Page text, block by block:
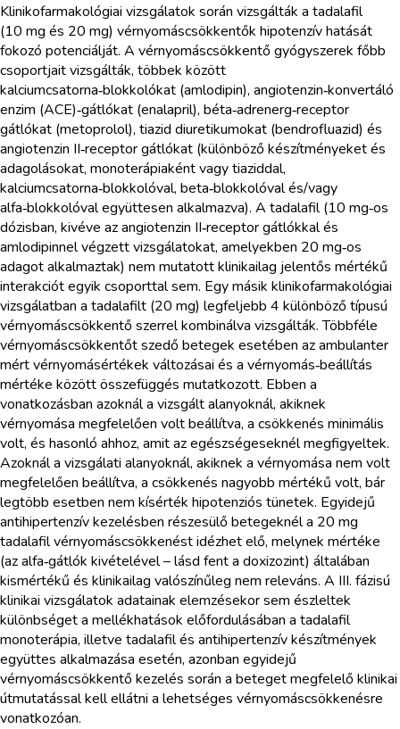
Klinikofarmakológiai vizsgálatok során vizsgálták a tadalafil
(10 mg és 20 mg) vérnyomáscsökkentők hipotenzív hatását
fokozó potenciálját. A vérnyomáscsökkentő gyógyszerek főbb
csoportjait vizsgálták, többek között
kalciumcsatorna‑blokkolókat (amlodipin), angiotenzin‑konvertáló
enzim (ACE)‑gátlókat (enalapril), béta‑adrenerg‑receptor
gátlókat (metoprolol), tiazid diuretikumokat (bendrofluazid) és
angiotenzin II‑receptor gátlókat (különböző készítményeket és
adagolásokat, monoterápiaként vagy tiaziddal,
kalciumcsatorna‑blokkolóval, beta‑blokkolóval és/vagy
alfa‑blokkolóval együttesen alkalmazva). A tadalafil (10 mg‑os
dózisban, kivéve az angiotenzin II‑receptor gátlókkal és
amlodipinnel végzett vizsgálatokat, amelyekben 20 mg‑os
adagot alkalmaztak) nem mutatott klinikailag jelentős mértékű
interakciót egyik csoporttal sem. Egy másik klinikofarmakológiai
vizsgálatban a tadalafilt (20 mg) legfeljebb 4 különböző típusú
vérnyomáscsökkentő szerrel kombinálva vizsgálták. Többféle
vérnyomáscsökkentőt szedő betegek esetében az ambulanter
mért vérnyomásértékek változásai és a vérnyomás‑beállítás
mértéke között összefüggés mutatkozott. Ebben a
vonatkozásban azoknál a vizsgált alanyoknál, akiknek
vérnyomása megfelelően volt beállítva, a csökkenés minimális
volt, és hasonló ahhoz, amit az egészségeseknél megfigyeltek.
Azoknál a vizsgálati alanyoknál, akiknek a vérnyomása nem volt
megfelelően beállítva, a csökkenés nagyobb mértékű volt, bár
legtöbb esetben nem kísérték hipotenziós tünetek. Egyidejű
antihipertenzív kezelésben részesülő betegeknél a 20 mg
tadalafil vérnyomáscsökkenést idézhet elő, melynek mértéke
(az alfa‑gátlók kivételével – lásd fent a doxizozint) általában
kismértékű és klinikailag valószínűleg nem releváns. A III. fázisú
klinikai vizsgálatok adatainak elemzésekor sem észleltek
különbséget a mellékhatások előfordulásában a tadalafil
monoterápia, illetve tadalafil és antihipertenzív készítmények
együttes alkalmazása esetén, azonban egyidejű
vérnyomáscsökkentő kezelés során a beteget megfelelő klinikai
útmutatással kell ellátni a lehetséges vérnyomáscsökkenésre
vonatkozóan.